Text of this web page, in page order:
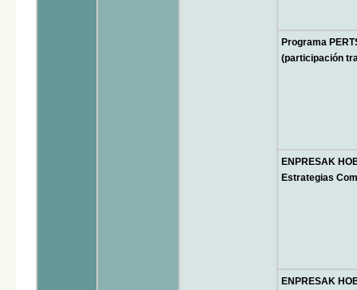
Programa
(participación
ENPRESAK
Estrategias
ENPRESAK